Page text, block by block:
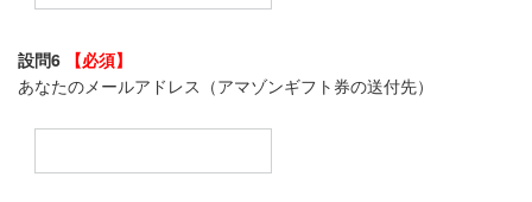
設問6 【必須】
あなたのメールアドレス（アマゾンギフト券の送付先）